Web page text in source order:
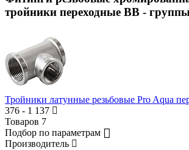
тройники переходные ВВ -
Тройники латунные резьбовые Pro Aqua
376 - 1 137
Товаров 7
Подбор по параметрам
Производитель